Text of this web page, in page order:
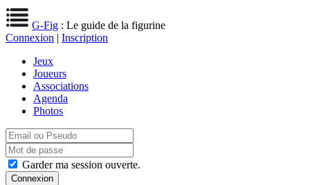
G-Fig : Le guide de la figurine
Connexion | Inscription
Jeux
Joueurs
Associations
Agenda
Photos
Garder ma session ouverte.